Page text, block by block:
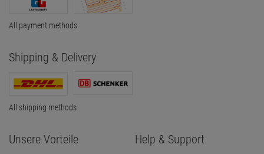
All payment methods
Shipping & Delivery
All shipping methods
Unsere Vorteile Help & Support